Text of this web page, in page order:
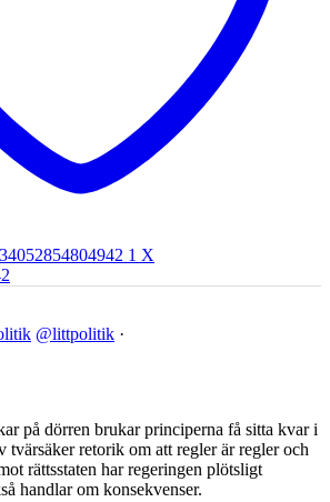
1 X
@littpolitik ·
på dörren brukar principerna få sitta kvar i
tvärsäker retorik om att regler är regler och
rättsstaten har regeringen plötsligt
handlar om konsekvenser.